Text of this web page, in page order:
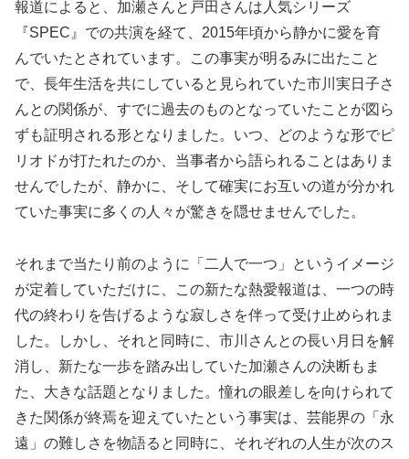
報道によると、加瀬さんと戸田さんは人気シリーズ
『SPEC』での共演を経て、2015年頃から静かに愛を育
んでいたとされています。この事実が明るみに出たこと
で、長年生活を共にしていると見られていた市川実日子さ
んとの関係が、すでに過去のものとなっていたことが図ら
ずも証明される形となりました。いつ、どのような形でピ
リオドが打たれたのか、当事者から語られることはありま
せんでしたが、静かに、そして確実にお互いの道が分かれ
ていた事実に多くの人々が驚きを隠せませんでした。
それまで当たり前のように「二人で一つ」というイメージ
が定着していただけに、この新たな熱愛報道は、一つの時
代の終わりを告げるような寂しさを伴って受け止められま
した。しかし、それと同時に、市川さんとの長い月日を解
消し、新たな一歩を踏み出していた加瀬さんの決断もま
た、大きな話題となりました。憧れの眼差しを向けられて
きた関係が終焉を迎えていたという事実は、芸能界の「永
遠」の難しさを物語ると同時に、それぞれの人生が次のス